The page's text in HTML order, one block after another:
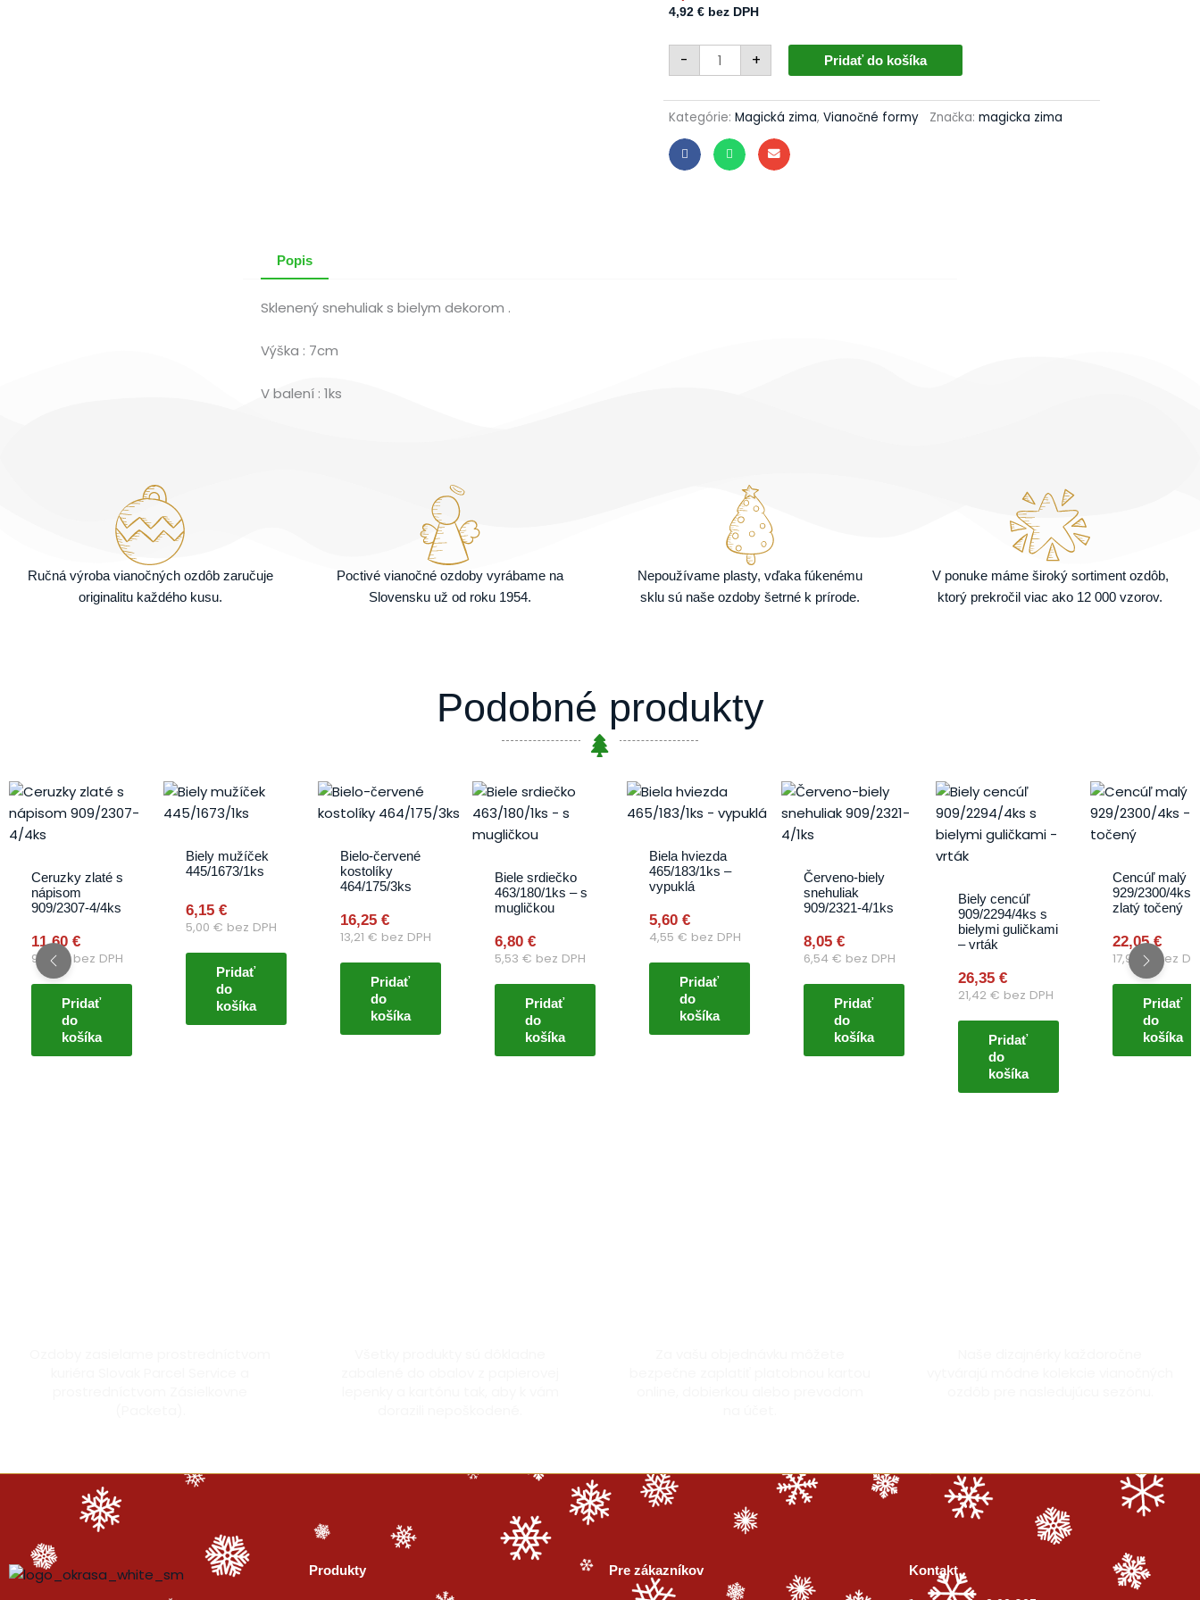
4,92€ bez DPH
- množstvo
Snehuliačik
909/2182-
-
biely
+ Pridať do košíka
Kategórie: Magická zima,Vianočné formy Značka: magicka zima
Popis
Sklenený snehuliak s bielym dekorom .
Výška : 7cm
V balení : 1ks
Ručná výroba vianočných ozdôb zaručuje
originalitu každého kusu.
Poctivé vianočné ozdoby vyrábame na
Slovensku už od roku 1954.
Nepoužívame plasty, vďaka fúkenému
sklu sú naše ozdoby šetrné k prírode.
V ponuke máme široký sortiment ozdôb,
ktorý prekročil viac ako 12 000 vzorov.
Podobné produkty
Ceruzky zlaté s
nápisom
909/2307-4/4ks
11,60 €
9,43 bez DPH
Pridať
do
košíka
Biely mužíček
445/1673/1ks
6,15 €
5,00 € bez DPH
Pridať
do
košíka
Bielo-červené
kostolíky
464/175/3ks
16,25 €
13,21 € bez DPH
Pridať
do
košíka
Biele srdiečko
463/180/1ks – s
mugličkou
6,80 €
5,53 € bez DPH
Pridať
do
košíka
Biela hviezda
465/183/1ks –
vypuklá
5,60 €
4,55 € bez DPH
Pridať
do
košíka
Červeno-biely
snehuliak
909/2321-4/1ks
8,05 €
6,54 € bez DPH
Pridať
do
košíka
Biely cencúľ
909/2294/4ks s
bielymi guličkami
– vrták
26,35 €
21,42 € bez DPH
Pridať
do
košíka
Cencúľ malý
929/2300/4ks
zlatý točený
22,05€
17,93 € bez
Pridať
do
košíka
Produkty Pre zákazníkov Kontakt